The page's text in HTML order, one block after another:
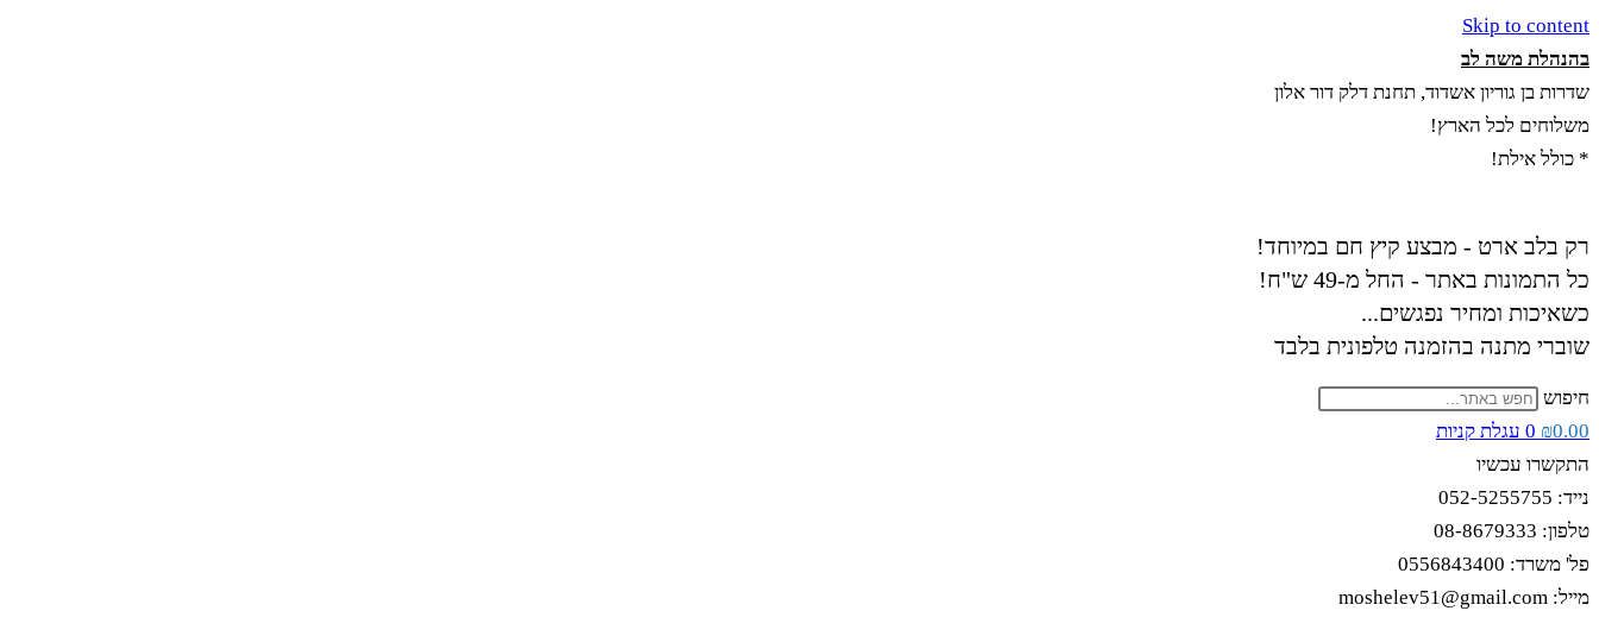
Skip to content
בהנהלת משה לב
שדרות בן גוריון אשדוד, תחנת דלק דור אלון
משלוחים לכל הארץ!
* כולל אילת!
רק בלב ארט - מבצע קיץ חם במיוחד!
כל התמונות באתר - החל מ-49 ש"ח!
כשאיכות ומחיר נפגשים...
שוברי מתנה בהזמנה טלפונית בלבד
חיפוש
₪0.00
0 עגלת קניות
התקשרו עכשיו
נייד: 052-5255755
טלפון: 08-8679333
פל' משרד: 0556843400
מייל: moshelev51@gmail.com